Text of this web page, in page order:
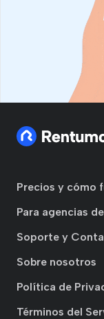
Precios y cómo
Para agencias
Soporte y
Sobre nosotros
Política de
Términos del